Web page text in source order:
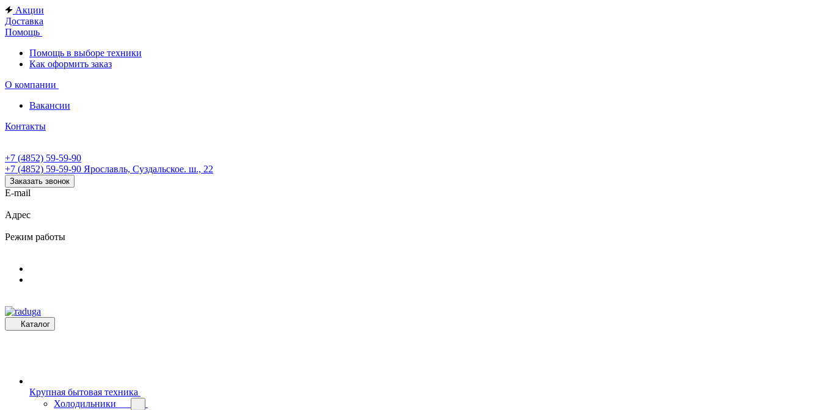
Акции
Доставка
Помощь
Помощь в выборе техники
Как оформить заказ
О компании
Вакансии
Контакты
+7 (4852) 59-59-90
+7 (4852) 59-59-90 Ярославль, Суздальское. ш., 22
Заказать звонок
E-mail
Адрес
Режим работы
Каталог
Крупная бытовая техника
Холодильники